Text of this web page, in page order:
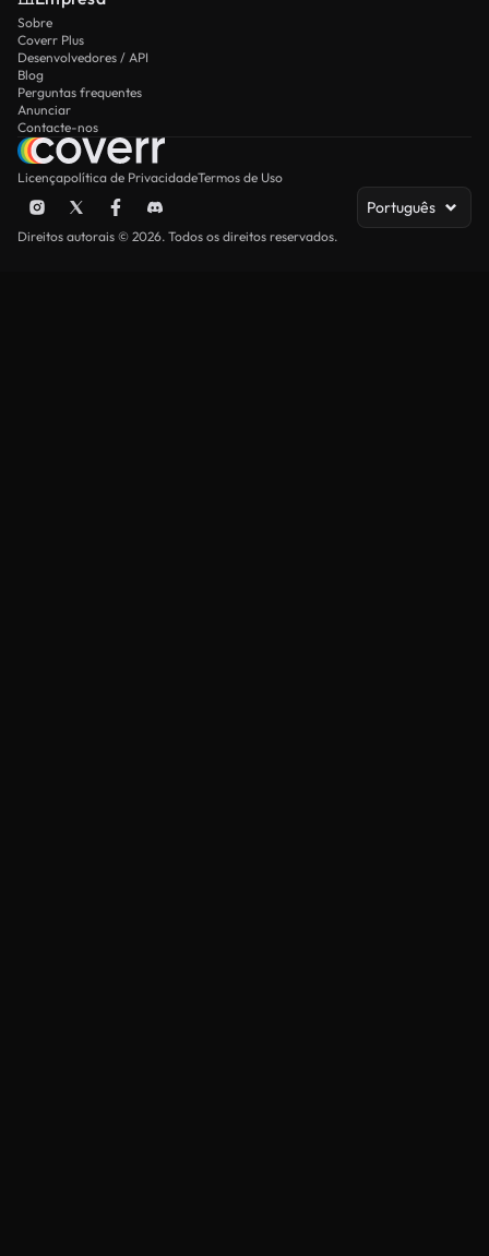
Sobre
Coverr Plus
Desenvolvedores / API
Blog
Perguntas frequentes
Anunciar
Contacte-nos
Licençapolítica de PrivacidadeTermos de Uso
Português
Direitos autorais © 2026. Todos os direitos reservados.